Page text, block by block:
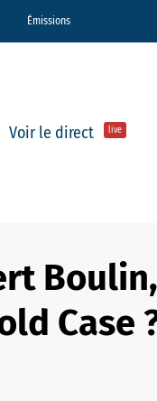
Émissions
Voir le direct live
Boulin,
Case